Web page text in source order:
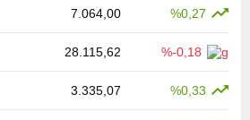
7.064,00 %0,27
28.115,62 %-0,18
3.335,07 %0,33